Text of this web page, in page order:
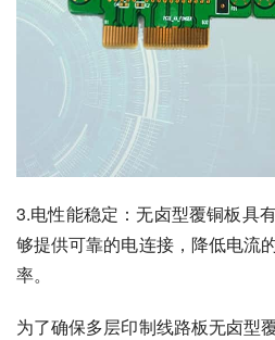
3.电性能稳定：无卤型覆铜板具
够提供可靠的电连接，降低电流
率。
为了确保多层印制线路板无卤型